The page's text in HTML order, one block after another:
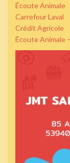
Écoute Animale
Carrefour Laval
Crédit Agricole
Écoute Animale